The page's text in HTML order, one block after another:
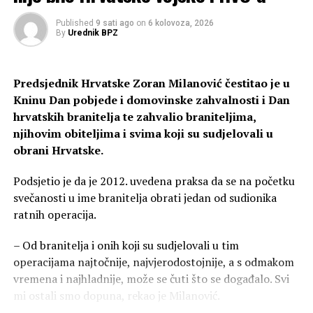
Tako su vezivale neprijateljske pričuve i omogućavale
Nakon veličanstvene Oluje, uslijedila je operacija
Maestral, također operacija golemih razmjera. Njome je
oslobođen velik prostor Bosne i Hercegovine, osigurana
je Bihaćka krajina, a u sljedećoj je fazi oslobođen i
Potom je uslijedila operacija Južni potez tijekom koje su
hrvatske snage napredovale prostorom između Sane i
nakon gubitka velikog dijela teritorija koji su do tada
držale pod nadzorom, prisiljene za pregovarački stol.
Hrvatske snage stigle su na Manjaču i do hidroelektrane
Biti živ je posebna prilika.!
Published 9 sati ago on 6 kolovoza, 2026
By Urednik BPZ
Predsjednik Hrvatske Zoran Milanović čestitao je u
Kninu Dan pobjede i domovinske zahvalnosti i Dan
hrvatskih branitelja te zahvalio braniteljima,
njihovim obiteljima i svima koji su sudjelovali u
obrani Hrvatske.
Podsjetio je da je 2012. uvedena praksa da se na početku
svečanosti u ime branitelja obrati jedan od sudionika
ratnih operacija.
– Od branitelja i onih koji su sudjelovali u tim
operacijama najtočnije, najvjerodostojnije, a s odmakom
vremena i najhladnije, može se čuti što se događalo. Svi
mi ostali smo dopuna, rekao je Milanović.